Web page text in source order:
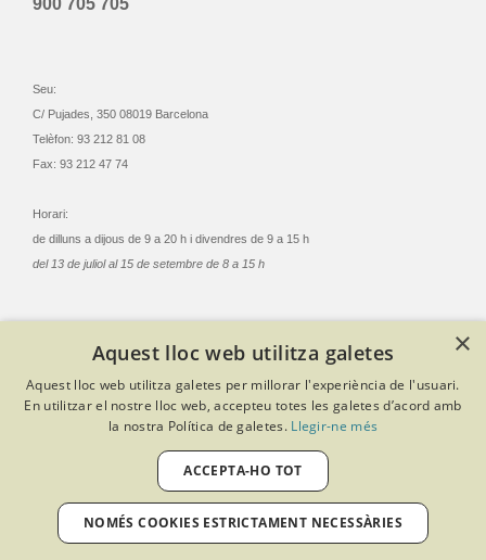
900 705 705
Seu:
C/ Pujades, 350 08019 Barcelona
Telèfon: 93 212 81 08
Fax: 93 212 47 74
Horari:
de dilluns a dijous de 9 a 20 h i divendres de 9 a 15 h
del 13 de juliol al 15 de setembre de 8 a 15 h
© Col·legi Oficial Infermeres i Infermers de Barcelona
Criteris de privacitat
Política de cookies
Avís legal
Política de protecció de dades
Política de qualitat
Desenvolupat amb Softeng Portal Builder
×
Aquest lloc web utilitza galetes
Aquest lloc web utilitza galetes per millorar l'experiència de l'usuari.
En utilitzar el nostre lloc web, accepteu totes les galetes d’acord amb
la nostra Política de galetes. Llegir-ne més
ACCEPTA-HO TOT
NOMÉS COOKIES ESTRICTAMENT NECESSÀRIES